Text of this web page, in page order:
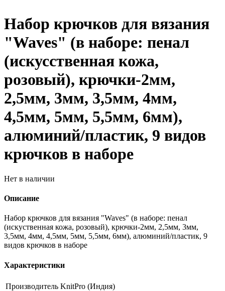
Набор крючков для вязания
"Waves" (в наборе: пенал
(искусственная кожа,
розовый), крючки-2мм,
2,5мм, 3мм, 3,5мм, 4мм,
4,5мм, 5мм, 5,5мм, 6мм),
алюминий/пластик, 9 видов
крючков в наборе
Нет в наличии
Описание
Набор крючков для вязания "Waves" (в наборе: пенал
(искуственная кожа, розовый), крючки-2мм, 2,5мм, 3мм,
3,5мм, 4мм, 4,5мм, 5мм, 5,5мм, 6мм), алюминий/пластик, 9
видов крючков в наборе
Характеристики
Производитель KnitPro (Индия)